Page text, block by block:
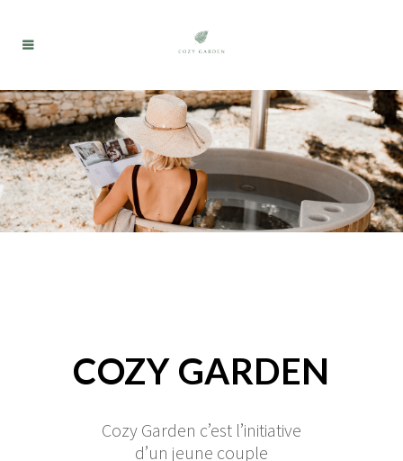
COZY GARDEN
Cozy Garden c’est l’initiative
d’un jeune couple